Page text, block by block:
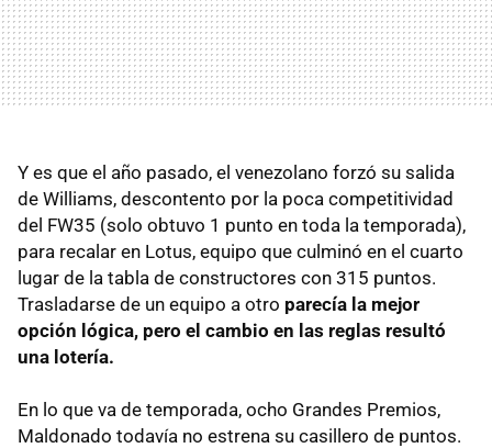
Y es que el año pasado, el venezolano forzó su salida
de Williams, descontento por la poca competitividad
del FW35 (solo obtuvo 1 punto en toda la temporada),
para recalar en Lotus, equipo que culminó en el cuarto
lugar de la tabla de constructores con 315 puntos.
Trasladarse de un equipo a otro parecía la mejor
opción lógica, pero el cambio en las reglas resultó
una lotería.
En lo que va de temporada, ocho Grandes Premios,
Maldonado todavía no estrena su casillero de puntos.